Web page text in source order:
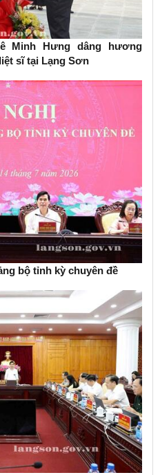
Minh Hưng dâng hương
sĩ tại Lạng Sơn
bộ tỉnh kỳ chuyên đề